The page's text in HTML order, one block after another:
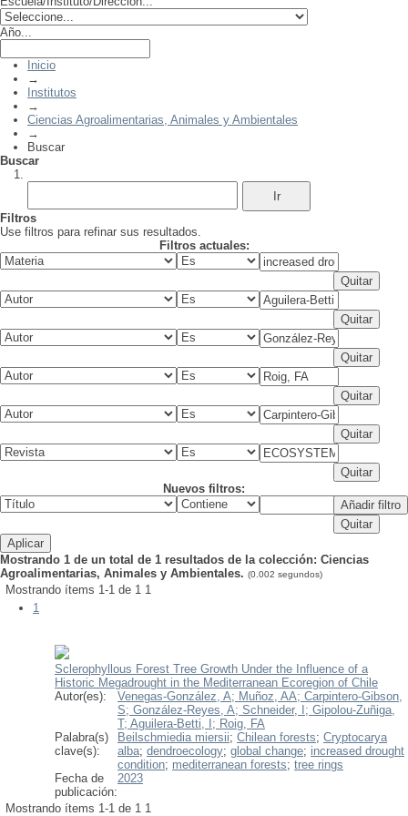
Año...
Inicio
→
Institutos
→
Ciencias Agroalimentarias, Animales y Ambientales
→
Buscar
Buscar
Filtros
Use filtros para refinar sus resultados.
Filtros actuales:
Nuevos filtros:
Mostrando 1 de un total de 1 resultados de la colección: Ciencias
Agroalimentarias, Animales y Ambientales. (0.002 segundos)
Mostrando ítems 1-1 de 1 1
1
Sclerophyllous Forest Tree Growth Under the Influence of a
Historic Megadrought in the Mediterranean Ecoregion of Chile
Autor(es):
Venegas-González, A; Muñoz, AA; Carpintero-Gibson,
S; González-Reyes, A; Schneider, I; Gipolou-Zuñiga,
T; Aguilera-Betti, I; Roig, FA
Palabra(s)
clave(s):
Beilschmiedia miersii; Chilean forests; Cryptocarya
alba; dendroecology; global change; increased drought
condition; mediterranean forests; tree rings
Fecha de
publicación:
2023
Mostrando ítems 1-1 de 1 1